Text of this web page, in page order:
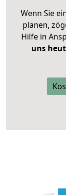
Wenn Sie
planen,
Hilfe in
uns